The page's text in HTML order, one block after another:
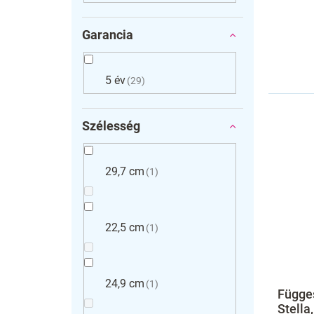
Garancia
5 év 29
Szélesség
29,7 cm 1
22,5 cm 1
24,9 cm 1